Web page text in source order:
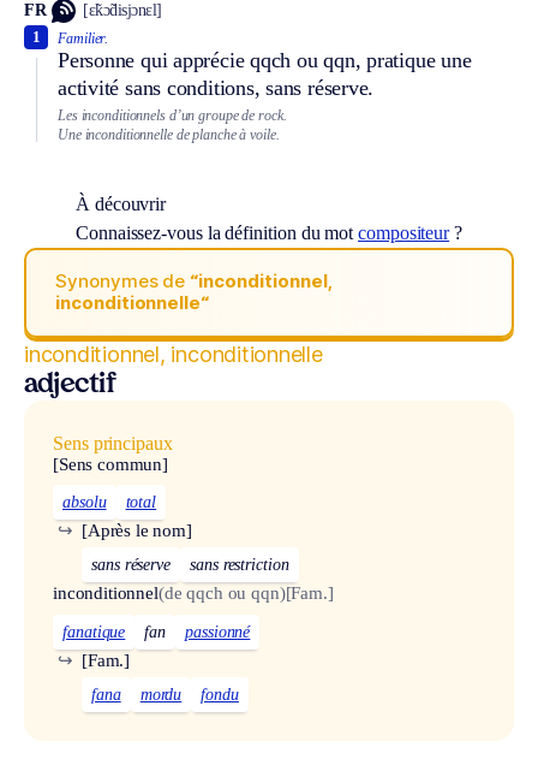
FR [ɛ̃kɔ̃disjɔnɛl]
Familier.
Personne qui apprécie qqch ou qqn, pratique une
activité sans conditions, sans réserve.
1
Les inconditionnels d’un groupe de rock.
Une inconditionnelle de planche à voile.
À découvrir
Connaissez-vous la définition du motcompositeur?
Synonymes de “inconditionnel,
inconditionnelle“
inconditionnel, inconditionnelle
adjectif
Sens principaux
[Sens commun]
absolu total
[Après le nom]
↪
sans réserve sans restriction
inconditionnel(de qqch ou qqn)[Fam.]
fanatique fan passionné
[Fam.]
↪
fana mordu fondu